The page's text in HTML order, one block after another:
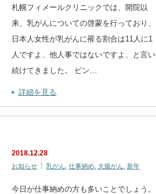
札幌フィメールクリニックでは、開院以
来、乳がんについての啓蒙を行っており、
日本人女性が乳がんに罹る割合は11人に1
人ですよ、他人事ではないですよ、と言い
続けてきました。 ピン…
詳細を見る
2018.12.28
お知らせ 乳がん 仕事納め 大腸がん 新年
今日が仕事納めの方も多いことでしょう。